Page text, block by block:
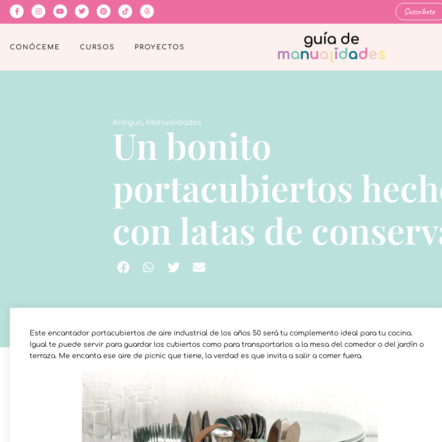
Suscríbete
CONÓCEME CURSOS PROYECTOS
Antiguo, Manualidades
Un bonito
portacubiertos
con latas de
Este encantador portacubiertos de aire industrial de los años 50 será tu complemento ideal para tu cocina.
Igual te puede servir para guardar los cubiertos como para transportarlos a la mesa del comedor o del jardín o
terraza. Me encanta ese aire de picnic que tiene, la verdad es que invita a salir a comer fuera.